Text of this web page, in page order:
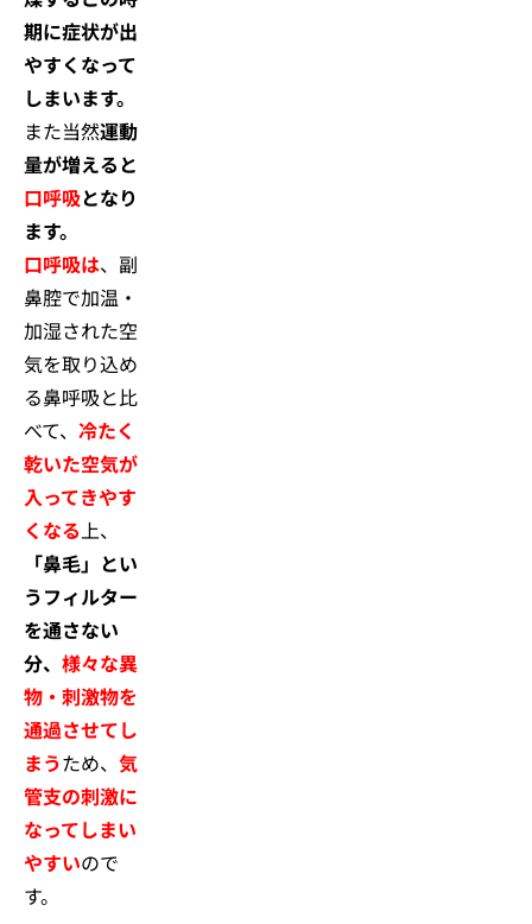
期に症状が出
やすくなって
しまいます。
また当然運動
量が増えると
口呼吸となり
ます。
口呼吸は、副
鼻腔で加温・
加湿された空
気を取り込め
る鼻呼吸と比
べて、 冷たく
乾いた空気が
入ってきやす
くなる上、
「鼻毛」とい
うフィルター
を通さない
分、 様々な異
物・刺激物を
通過させてし
まうため、 気
管支の刺激に
なってしまい
やすいので
す。